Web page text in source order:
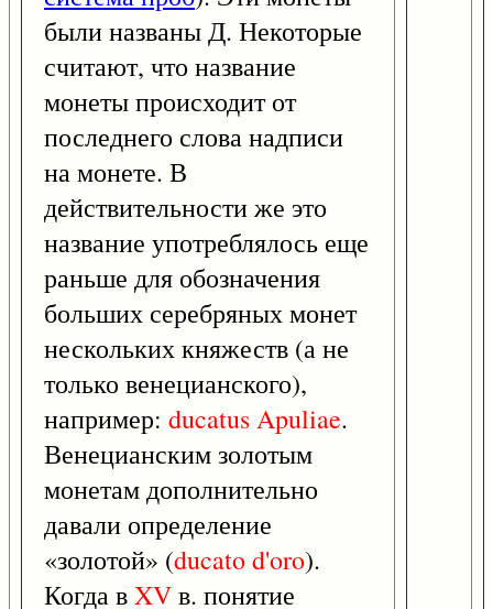
были названы Д. Некоторые
считают, что название
монеты происходит от
последнего слова надписи
на монете. В
действительности же это
название употреблялось еще
раньше для обозначения
больших серебряных монет
нескольких княжеств (а не
только венецианского),
например: ducatusApuliae.
Венецианским золотым
монетам дополнительно
давали определение
«золотой» (ducatod'oro).
Когда вXVв. понятие